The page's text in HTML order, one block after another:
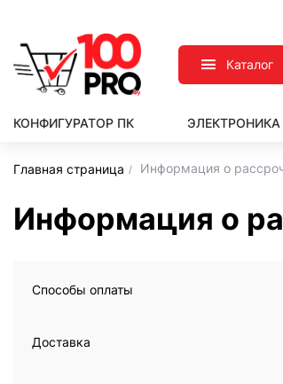
Каталог
КОНФИГУРАТОР ПК ЭЛЕКТРОНИКА
Главная страница Информация о
Информация о
Способы оплаты
Доставка